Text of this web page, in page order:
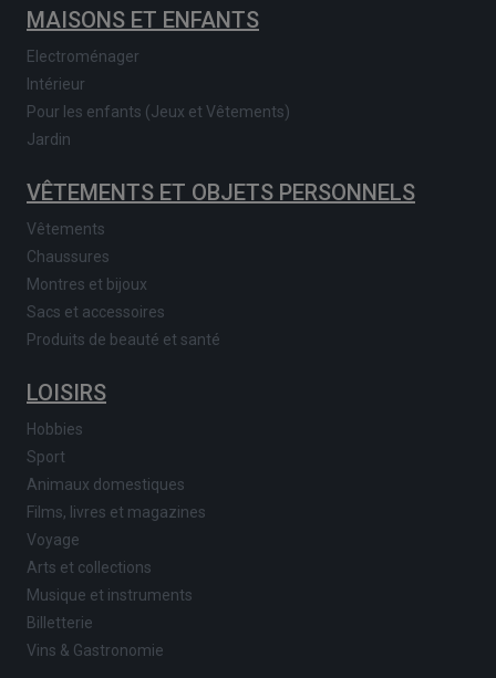
MAISONS ET ENFANTS
Electroménager
Intérieur
Pour les enfants (Jeux et Vêtements)
Jardin
VÊTEMENTS ET OBJETS PERSONNELS
Vêtements
Chaussures
Montres et bijoux
Sacs et accessoires
Produits de beauté et santé
LOISIRS
Hobbies
Sport
Animaux domestiques
Films, livres et magazines
Voyage
Arts et collections
Musique et instruments
Billetterie
Vins & Gastronomie